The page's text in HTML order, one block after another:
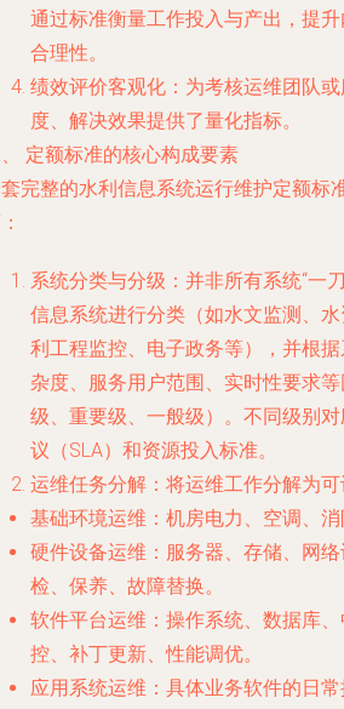
通过标准衡量工作投入与产出，提
合理性。
绩效评价客观化：为考核运维团队
度、解决效果提供了量化指标。
定额标准的核心构成要素
完整的水利信息系统运行维护定额标
系统分类与分级：并非所有系统“一
信息系统进行分类（如水文监测、
利工程监控、电子政务等），并根
杂度、服务用户范围、实时性要求
级、重要级、一般级）。不同级别
议（SLA）和资源投入标准。
运维任务分解：将运维工作分解为
基础环境运维 ：机房电力、空调、
硬件设备运维 ：服务器、存储、网
检、保养、故障替换。
软件平台运维 ：操作系统、数据库
控、补丁更新、性能调优。
应用系统运维 ：具体业务软件的日